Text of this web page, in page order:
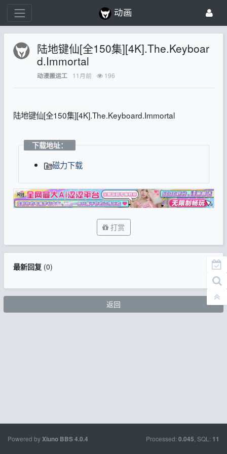
动画
陆地键仙[全150集][4K].The.Keyboar
d.Immortal
动漫搬运工 11月前 196
陆地键仙[全150集][4K].The.Keyboard.Immortal
下载地址：
磁力下载
打赏
最新回复(0)
返回
Powered byXiuno BBS4.0.4 Processed: 0.045 , SQL: 11